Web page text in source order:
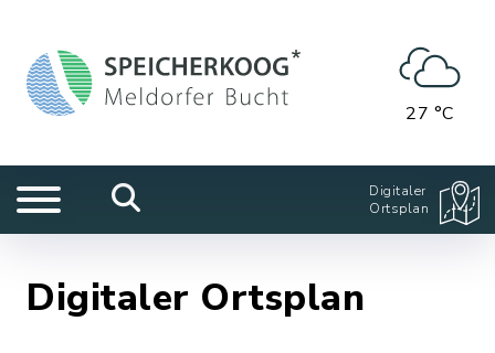
27 °C
Digitaler
Ortsplan
Digitaler Ortsplan